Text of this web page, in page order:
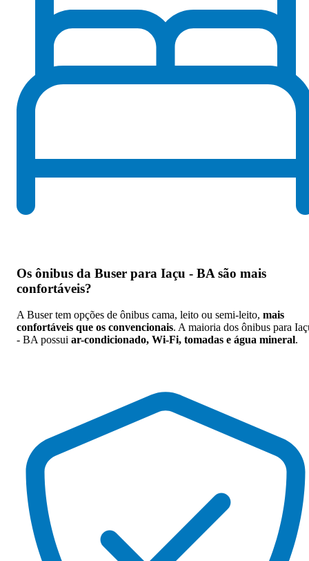
Os ônibus da Buser para Iaçu - BA são mais
confortáveis?
A Buser tem opções de ônibus cama, leito ou semi-leito, mais
confortáveis que os convencionais. A maioria dos ônibus para
- BA possui ar-condicionado, Wi-Fi, tomadas e água mineral.